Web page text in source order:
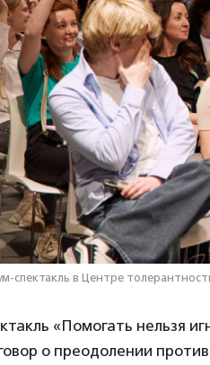
спектакль в Центре
«Помогать нельзя
о преодолении